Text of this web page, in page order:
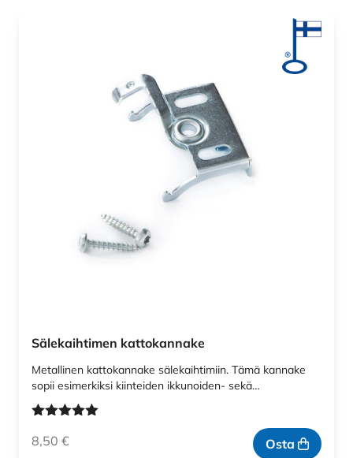
Sälekaihtimen kattokannake
Metallinen kattokannake sälekaihtimiin. Tämä kannake
sopii esimerkiksi kiinteiden ikkunoiden- sekä…
tuotteesta:
8,50 € Osta